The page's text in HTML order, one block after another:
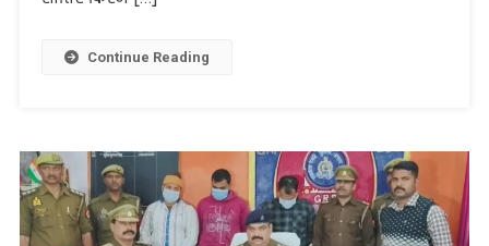
से
था
वांछित
Continue Reading